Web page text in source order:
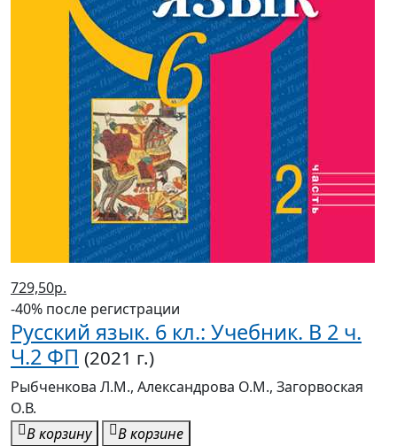
729,50р.
-40% после регистрации
Русский язык. 6 кл.: Учебник. В 2 ч.
Ч.2 ФП (2021 г.)
Рыбченкова Л.М., Александрова О.М., Загорвоская
О.В.
В корзину
В корзине